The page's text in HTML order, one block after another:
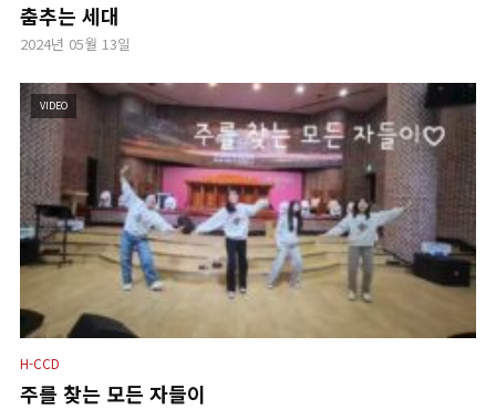
춤추는 세대
2024년 05월 13일
VIDEO
H-CCD
주를 찾는 모든 자들이